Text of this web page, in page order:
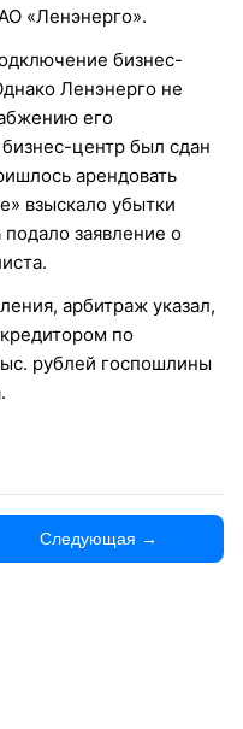
«Ленэнерго».
бизнес-
Ленэнерго не
его
центр был сдан
арендовать
взыскало убытки
подало заявление о
арбитраж указал,
по
рублей госпошлины
Следующая →